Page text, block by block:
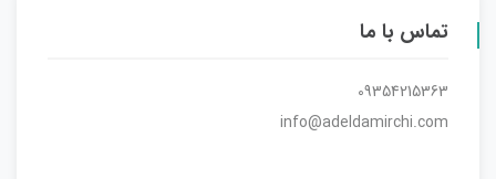
تماس با ما
09354215363
info@adeldamirchi.com